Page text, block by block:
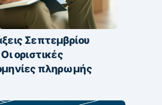
Σεπτεμβρίου
οριστικές
πληρωμής